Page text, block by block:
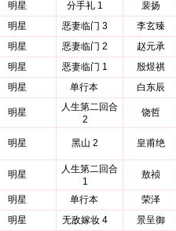
明星 分手礼 1 裴扬
明星 恶妻临门 3 李玄臻
明星 恶妻临门 2 赵元承
明星 恶妻临门 1 殷煜祺
明星 单行本 白东辰
明星
人生第二回合
2
饶哲
明星 黑山 2 皇甫绝
明星
人生第二回合
1
敖祯
明星 单行本 荣泽
明星 无敌嫁妆 4 景呈御